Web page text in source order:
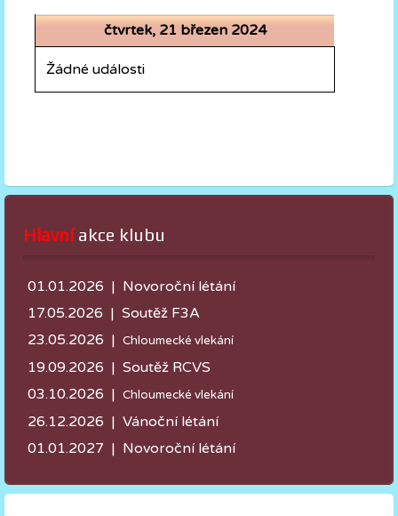
čtvrtek, 21 březen 2024
Žádné události
Hlavní akce klubu
01.01.2026 | Novoroční létání
17.05.2026 | Soutěž F3A
23.05.2026 | Chloumecké vlekání
19.09.2026 | Soutěž RCVS
03.10.2026 | Chloumecké vlekání
26.12.2026 | Vánoční létání
01.01.2027 | Novoroční létání